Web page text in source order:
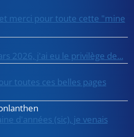
merci pour toute cette "mine
2026, j'ai eu le privilège de...
toutes ces belles pages
d'années (sic), je venais